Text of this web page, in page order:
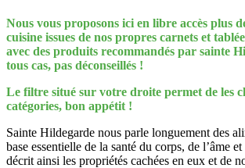
Nous vous proposons ici en libre accès plus
cuisine issues de nos propres carnets et
avec des produits recommandés par sainte
tous cas, pas déconseillés !
Le filtre situé sur votre droite permet de les
catégories, bon appétit !
Sainte Hildegarde nous parle longuement des
base essentielle de la santé du corps, de l’âme
décrit ainsi les propriétés cachées en eux et de